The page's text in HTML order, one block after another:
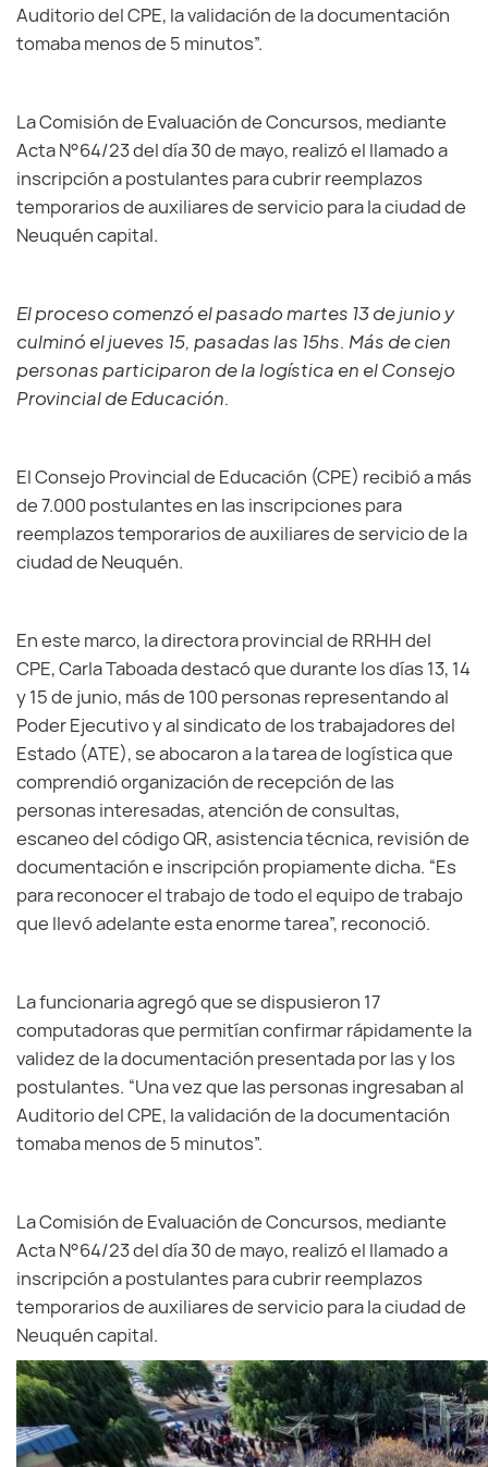
Auditorio del CPE, la validación de la documentación
tomaba menos de 5 minutos”.
La Comisión de Evaluación de Concursos, mediante
Acta N°64/23 del día 30 de mayo, realizó el llamado a
inscripción a postulantes para cubrir reemplazos
temporarios de auxiliares de servicio para la ciudad de
Neuquén capital.
El proceso comenzó el pasado martes 13 de junio y
culminó el jueves 15, pasadas las 15hs. Más de cien
personas participaron de la logística en el Consejo
Provincial de Educación.
El Consejo Provincial de Educación (CPE) recibió a más
de 7.000 postulantes en las inscripciones para
reemplazos temporarios de auxiliares de servicio de la
ciudad de Neuquén.
En este marco, la directora provincial de RRHH del
CPE, Carla Taboada destacó que durante los días 13, 14
y 15 de junio, más de 100 personas representando al
Poder Ejecutivo y al sindicato de los trabajadores del
Estado (ATE), se abocaron a la tarea de logística que
comprendió organización de recepción de las
personas interesadas, atención de consultas,
escaneo del código QR, asistencia técnica, revisión de
documentación e inscripción propiamente dicha. “Es
para reconocer el trabajo de todo el equipo de trabajo
que llevó adelante esta enorme tarea”, reconoció.
La funcionaria agregó que se dispusieron 17
computadoras que permitían confirmar rápidamente la
validez de la documentación presentada por las y los
postulantes. “Una vez que las personas ingresaban al
Auditorio del CPE, la validación de la documentación
tomaba menos de 5 minutos”.
La Comisión de Evaluación de Concursos, mediante
Acta N°64/23 del día 30 de mayo, realizó el llamado a
inscripción a postulantes para cubrir reemplazos
temporarios de auxiliares de servicio para la ciudad de
Neuquén capital.